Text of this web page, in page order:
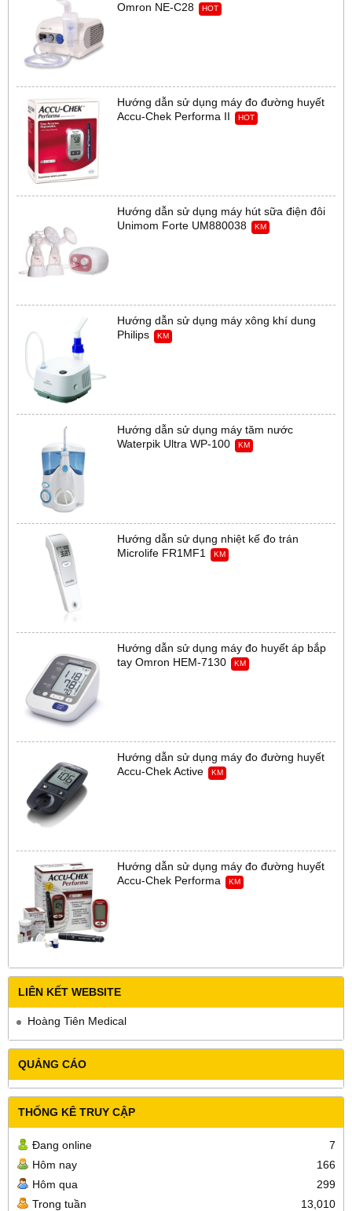
Omron NE-C28
HOT
Hướng dẫn sử dụng máy đo đường huyết
Accu-Chek Performa II
HOT
Hướng dẫn sử dụng máy hút sữa điện đôi
Unimom Forte UM880038
KM
Hướng dẫn sử dụng máy xông khí dung
Philips
KM
Hướng dẫn sử dụng máy tăm nước
Waterpik Ultra WP-100
KM
Hướng dẫn sử dụng nhiệt kế đo trán
Microlife FR1MF1
KM
Hướng dẫn sử dụng máy đo huyết áp bắp
tay Omron HEM-7130
KM
Hướng dẫn sử dụng máy đo đường huyết
Accu-Chek Active
KM
Hướng dẫn sử dụng máy đo đường huyết
Accu-Chek Performa
KM
LIÊN KẾT WEBSITE
Hoàng Tiên Medical
QUẢNG CÁO
THỐNG KÊ TRUY CẬP
Đang online
7
Hôm nay
166
Hôm qua
299
Trong tuần
13,010